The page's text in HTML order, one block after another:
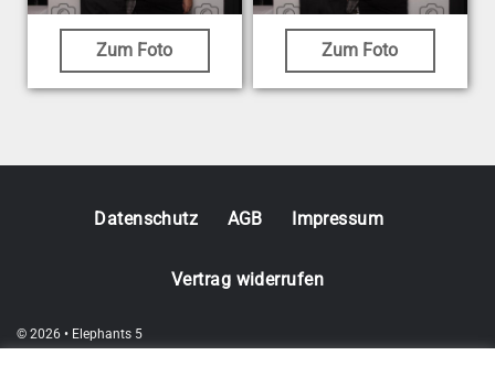
Zum Foto Zum Foto
© 2026 • Elephants 5
Datenschutz AGB Impressum
Vertrag widerrufen